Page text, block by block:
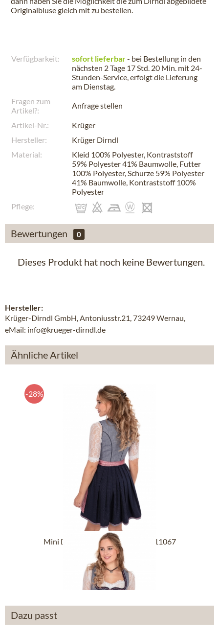
Originalbluse gleich mit zu bestellen.
Verfügbarkeit: sofort lieferbar- bei Bestellung in den
nächsten 2 Tage 17 Std. 20 Min. mit 24-
Stunden-Service, erfolgt die Lieferung
am Dienstag.
Fragen zum
Artikel?:
Anfrage stellen
Artikel-Nr.:
Krüger
Hersteller:
Krüger Dirndl
Material:
Kleid 100% Polyester, Kontraststoff
59% Polyester 41% Baumwolle, Futter
100% Polyester, Schurze 59% Polyester
41% Baumwolle, Kontraststoff 100%
Polyester
Pflege:
Bewertungen 0
Dieses Produkt hat noch keine Bewertungen.
Hersteller:
Krüger-Dirndl GmbH, Antoniusstr.21, 73249 Wernau,
eMail: info@krueger-dirndl.de
Ähnliche Artikel
-28%
Mini Dirndl SKYLAR 2tlg. 50cm 411067
marine
129,90 € 179,90 €
Dazu passt